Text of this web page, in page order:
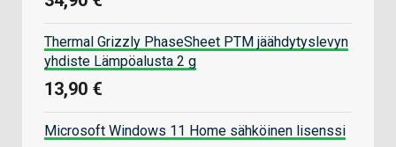
Thermal Grizzly PhaseSheet PTM jäähdytyslevyn
yhdiste Lämpöalusta 2 g
13,90 €
Microsoft Windows 11 Home sähköinen lisenssi